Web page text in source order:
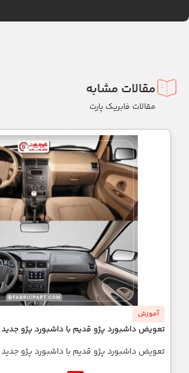
مقالات مشابه
مقالات فابریک پارت
آموزش
تعویض داشبورد پژو قدیم با داشبورد پژو جدید
تعویض داشبورد پژو قدیم با داشبورد پژو